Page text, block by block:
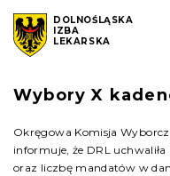
DOLNOŚLĄSKA
IZBA
LEKARSKA
Wybory X
Okręgowa Komisja
informuje, że DRL
oraz liczbę mandatów w